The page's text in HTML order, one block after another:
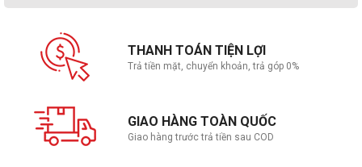
THANH TOÁN TIỆN LỢI
Trả tiền mặt, chuyển khoản, trả góp 0%
GIAO HÀNG TOÀN QUỐC
Giao hàng trước trả tiền sau COD